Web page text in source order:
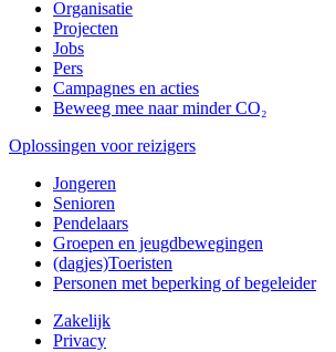
Organisatie
Projecten
Jobs
Pers
Campagnes en acties
Beweeg mee naar minder CO₂
Oplossingen voor reizigers
Jongeren
Senioren
Pendelaars
Groepen en jeugdbewegingen
(dagjes)Toeristen
Personen met beperking of begeleider
Zakelijk
Privacy